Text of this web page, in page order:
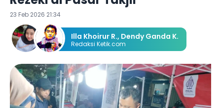
23 Feb 2026 21:34
Illa Khoirur R., Dendy Ganda K.
Redaksi Ketik.com